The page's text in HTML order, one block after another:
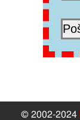
© 2002-2024